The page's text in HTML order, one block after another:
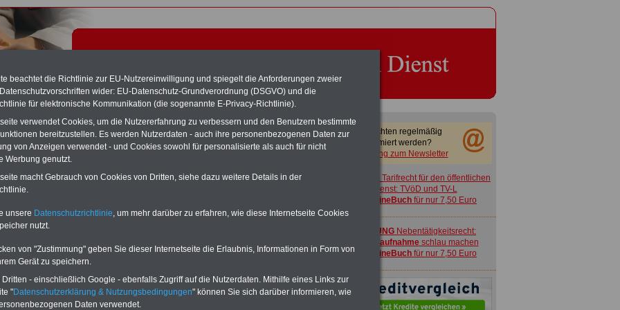
"Beamtinnen und Beamte/Öffentlicher Dienst":
Für nur 15 Euro
bei einer Laufzeit von 12 Monaten können Sie mehr als zehn Bücher
Beamtinnen und Beamte sowie Öffentlicher Dienst
eBook zum Tarifrecht für den öffentlichen Dienst (mit TVöD bzw.
mindestens einmal im Jahr aktualisiert wird.
aus dem eBook mit einer VerLINKung direkt zur weiterführenden
gelangen.Daneben finden Sie mehrere OnlineBücher bzw. weitere eBooks:
für Beamtinnen und Beamte mit der Besoldung, Beihilferecht in Bund
Beamtenversorgungs-recht in Bund und Ländern, Nebentätig-keitsrecht
Sie möchten regelmäßig
informiert werden?
Anmeldung zum Newsletter
Tarifrecht für den öffentlichen
Dienst: TVöD und TV-L
OnlineBuch für nur 7,50 Euro
ACHTUNG Nebentätigkeitsrecht:
vor Jobaufnahmeschlau machen
>>>
OnlineBuch für nur 7,50 Euro
beachtet die Richtlinie zur EU-Nutzereinwilligung und spiegelt die Anforderungen zweier
wider: EU-Datenschutz-Grundverordnung (DSGVO) und die
für elektronische Kommunikation (die sogenannte E-Privacy-Richtlinie).
verwendet Cookies, um die Nutzererfahrung zu verbessern und den Benutzern bestimmte
bereitzustellen. Es werden Nutzerdaten - auch ihre personenbezogenen Daten zur
von Anzeigen verwendet - und Cookies sowohl für personalisierte als auch für nicht
Werbung genutzt.
macht Gebrauch von Cookies von Dritten, siehe dazu weitere Details in der
unsere Datenschutzrichtlinie, um mehr darüber zu erfahren, wie diese Internetseite Cookies
nutzt.
von "Zustimmung" geben Sie dieser Internetseite die Erlaubnis, Informationen in Form von
Gerät zu speichern.
- einschließlich Google - ebenfalls Zugriff auf die Nutzerdaten. Mithilfe eines Links zur
"Datenschutzerklärung & Nutzungsbedingungen" können Sie sich darüber informieren, wie
Daten verwendet.